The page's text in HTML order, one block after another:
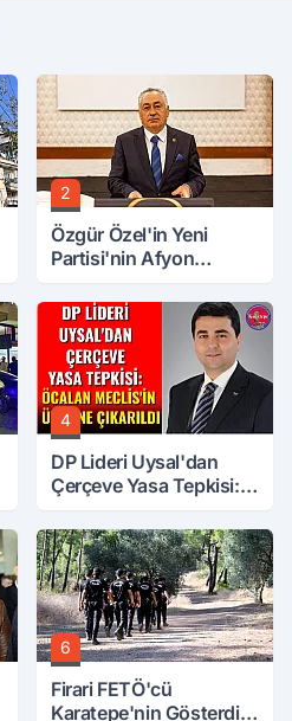
2
Özgür Özel'in Yeni
Partisi'nin Afyon
4
DP Lideri Uysal'dan
Çerçeve Yasa Tepkisi:
Üzerine Çıkarıldı
6
Firari FETÖ'cü
Karatepe'nin Gösterdiği